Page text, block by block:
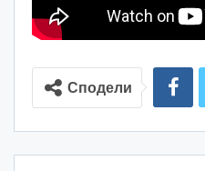
Сподели